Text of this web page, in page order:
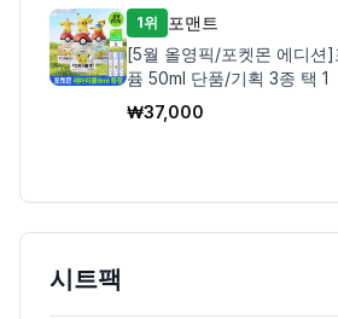
1위
포맨트
[5월 올영픽/포켓몬 에디션]
퓸 50ml 단품/기획 3종 택 1
₩37,000
시트팩